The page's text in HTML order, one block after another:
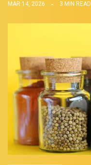
MAR 14, 2026 3 MIN READ